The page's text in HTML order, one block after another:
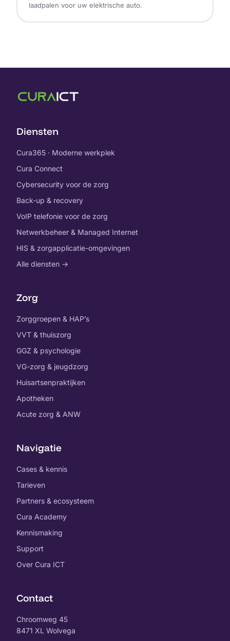
laadpalen voor uw elektrische auto.
Diensten
Cura365 · Moderne werkplek
Cura Connect
Cybersecurity voor de zorg
Back-up & recovery
VoIP telefonie voor de zorg
Netwerkbeheer & Managed Internet
HIS & zorgapplicatie-omgevingen
Alle diensten →
Zorg
Zorggroepen & HAP’s
VVT & thuiszorg
GGZ & psychologie
VG-zorg & jeugdzorg
Huisartsenpraktijken
Apotheken
Acute zorg & ANW
Navigatie
Cases & kennis
Tarieven
Partners & ecosysteem
Cura Academy
Kennismaking
Support
Over Cura ICT
Contact
Chroomweg 45
8471 XL Wolvega